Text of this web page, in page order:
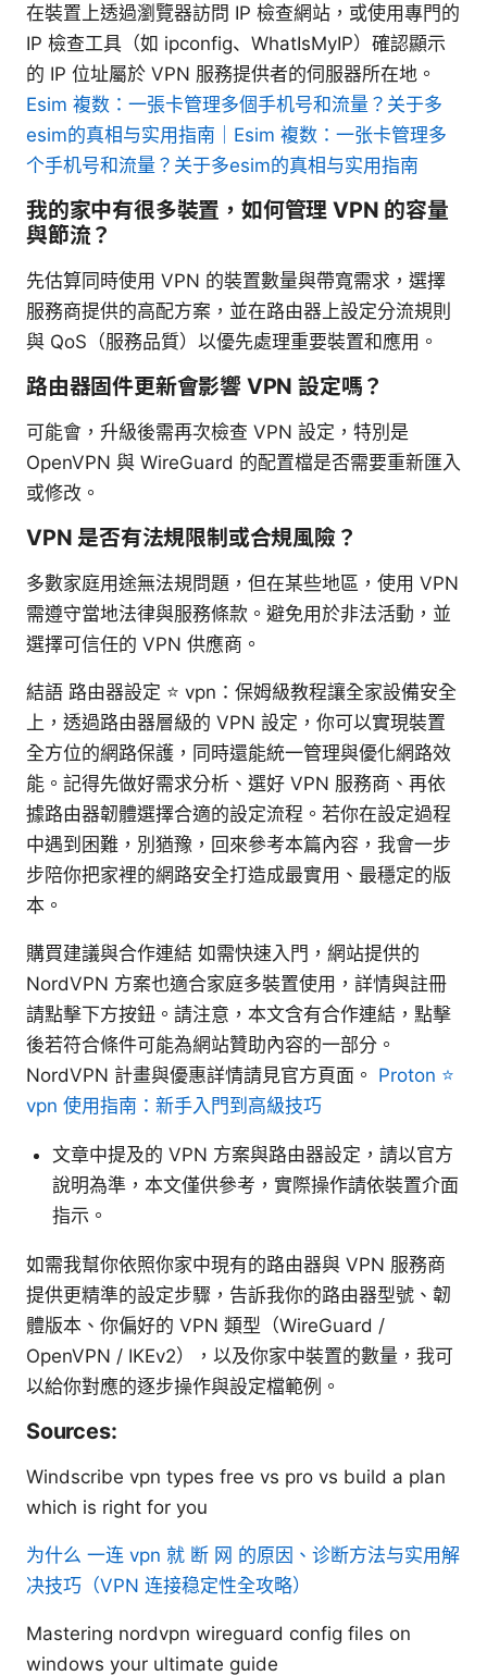
在裝置上透過瀏覽器訪問 IP 檢查網站，或使用專門的
IP 檢查工具（如 ipconfig、WhatIsMyIP）確認顯示
的 IP 位址屬於 VPN 服務提供者的伺服器所在地。
Esim 複数：一張卡管理多個手机号和流量？关于多
esim的真相与实用指南｜Esim 複数：一张卡管理多
个手机号和流量？关于多esim的真相与实用指南
我的家中有很多裝置，如何管理 VPN 的容量
與節流？
先估算同時使用 VPN 的裝置數量與帶寬需求，選擇
服務商提供的高配方案，並在路由器上設定分流規則
與 QoS（服務品質）以優先處理重要裝置和應用。
路由器固件更新會影響 VPN 設定嗎？
可能會，升級後需再次檢查 VPN 設定，特別是
OpenVPN 與 WireGuard 的配置檔是否需要重新匯入
或修改。
VPN 是否有法規限制或合規風險？
多數家庭用途無法規問題，但在某些地區，使用 VPN
需遵守當地法律與服務條款。避免用於非法活動，並
選擇可信任的 VPN 供應商。
結語 路由器設定 ⭐ vpn：保姆級教程讓全家設備安全
上，透過路由器層級的 VPN 設定，你可以實現裝置
全方位的網路保護，同時還能統一管理與優化網路效
能。記得先做好需求分析、選好 VPN 服務商、再依
據路由器韌體選擇合適的設定流程。若你在設定過程
中遇到困難，別猶豫，回來參考本篇內容，我會一步
步陪你把家裡的網路安全打造成最實用、最穩定的版
本。
購買建議與合作連結 如需快速入門，網站提供的
NordVPN 方案也適合家庭多裝置使用，詳情與註冊
請點擊下方按鈕。請注意，本文含有合作連結，點擊
後若符合條件可能為網站贊助內容的一部分。
NordVPN 計畫與優惠詳情請見官方頁面。 Proton ⭐
vpn 使用指南：新手入門到高級技巧
文章中提及的 VPN 方案與路由器設定，請以官方
說明為準，本文僅供參考，實際操作請依裝置介面
指示。
如需我幫你依照你家中現有的路由器與 VPN 服務商
提供更精準的設定步驟，告訴我你的路由器型號、韌
體版本、你偏好的 VPN 類型（WireGuard /
OpenVPN / IKEv2），以及你家中裝置的數量，我可
以給你對應的逐步操作與設定檔範例。
Sources:
Windscribe vpn types free vs pro vs build a plan
which is right for you
为什么 一连 vpn 就 断 网 的原因、诊断方法与实用解
决技巧（VPN 连接稳定性全攻略）
Mastering nordvpn wireguard config files on
windows your ultimate guide